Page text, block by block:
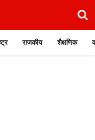
राजकीय शैक्षणिक